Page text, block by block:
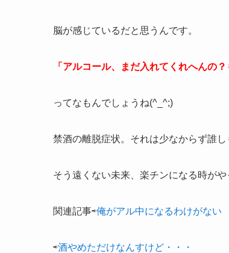
脳が感じているだと思うんです。
「アルコール、まだ入れてくれへんの
ってなもんでしょうね(^_^;)
禁酒の離脱症状。それは少なからず誰
そう遠くない未来、楽チンになる時がや
関連記事⇨俺がアル中になるわけがない
⇨酒やめただけなんすけど・・・